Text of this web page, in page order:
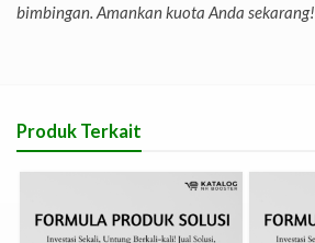
bimbingan. Amankan kuota Anda sekarang!
Produk Terkait